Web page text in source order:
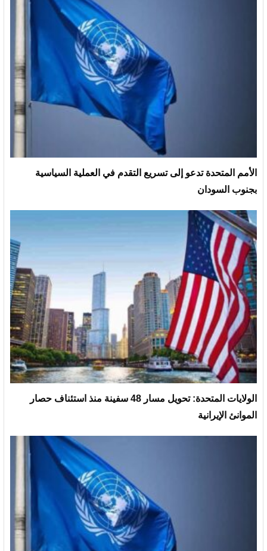
الأمم المتحدة تدعو إلى تسريع التقدم في العملية السياسية
بجنوب السودان
الولايات المتحدة: تحويل مسار 48 سفينة منذ استئناف حصار
الموانئ الإيرانية